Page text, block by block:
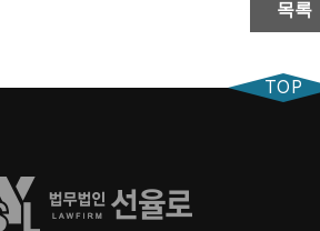
목록
TOP